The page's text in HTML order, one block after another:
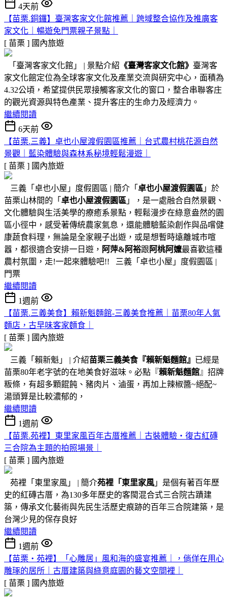
4天前
【苗栗.銅鑼】臺灣客家文化館推薦｜跨域整合協作及推廣客
家文化｜暢遊免門票親子景點｜
[ 苗栗 ] 國內旅遊
「臺灣客家文化館」 | 景點介紹 《臺灣客家文化館》 臺灣客
家文化館定位為全球客家文化及產業交流與研究中心，面積為
4.32公頃，希望提供民眾接觸客家文化的窗口，整合串聯客庄
的觀光資源與特色產業、提升客庄的生命力及經濟力。
繼續閱讀
6天前
【苗栗.三義】卓也小屋渡假園區推薦｜台式農村桃花源自然
景觀｜藍染體驗與森林系秘境輕鬆漫遊｜
[ 苗栗 ] 國內旅遊
三義「卓也小屋」度假園區 | 簡介「 卓也小屋渡假園區 」於
苗栗山林間的「 卓也小屋渡假園區 」，是一處融合自然景觀、
文化體驗與生活美學的療癒系景點，輕鬆漫步在綠意盎然的園
區小徑中，感受著傳統農家氣息，還能體驗藍染創作與品嚐健
康蔬食料理，無論是全家親子出遊，或是想暫時遠離城市喧
囂，都很適合安排一日遊， 阿萍&阿裕跟 阿桃阿嬤最喜歡這種
農村氛圍，走!一起來體驗吧!! 三義「卓也小屋」度假園區 |
門票
繼續閱讀
1週前
【苗栗.三義美食】賴新魁麵館-三義美食推薦｜苗栗80年人氣
麵店，古早味客家麵食｜
[ 苗栗 ] 國內旅遊
三義「賴新魁」 | 介紹苗栗三義美食『賴新魁麵館』 已經是
苗栗80年老字號的在地美食好滋味。必點『賴新魁麵館』招牌
粄條，有超多顆餛飩、豬肉片、滷蛋，再加上辣椒醬~絕配~
湯頭算是比較濃郁的，
繼續閱讀
1週前
【苗栗.苑裡】東里家風百年古厝推薦｜古裝體驗・復古紅磚
三合院為主題的拍照場景｜
[ 苗栗 ] 國內旅遊
苑裡「東里家風」 | 簡介苑裡「東里家風 」是個有著百年歷
史的紅磚古厝，為130多年歷史的客閩混合式三合院古蹟建
築，傳承文化藝術與先民生活歷史痕跡的百年三合院建築，是
台灣少見的保存良好
繼續閱讀
1週前
【苗栗・苑裡】「心雕居」風和海的盛宴推薦｜，倘佯在用心
雕琢的居所｜古厝建築與綠意庭園的藝文空間裡｜
[ 苗栗 ] 國內旅遊